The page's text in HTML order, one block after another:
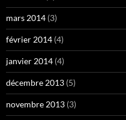
mars 2014 (3)
février 2014 (4)
janvier 2014 (4)
décembre 2013 (5)
novembre 2013 (3)